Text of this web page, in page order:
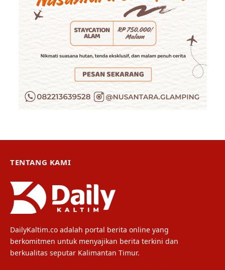
TENTANG KAMI
DailyKaltim.co adalah portal berita online yang
berkomitmen untuk menyajikan berita terkini dan
berkualitas seputar Kalimantan Timur.